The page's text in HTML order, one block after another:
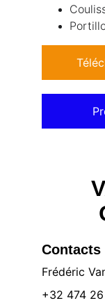
Contacts
Frédéric
+32 474